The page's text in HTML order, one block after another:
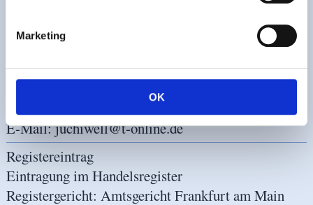
Marketing
OK
65795Hattersheim am Main
Kontakt:
Telefon: +49(0)6190/918602
Telefax: +49(0)6190/936356
E-Mail:juchiwell@t-online.de
Registereintrag
Eintragung im Handelsregister
Registergericht: Amtsgericht Frankfurt am Main